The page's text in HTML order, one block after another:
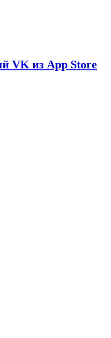
VK из App Store